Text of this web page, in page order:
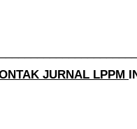
JURNAL LPPM